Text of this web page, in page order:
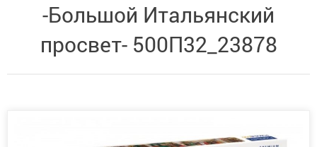
-Большой Итальянский
просвет- 500П32_23878